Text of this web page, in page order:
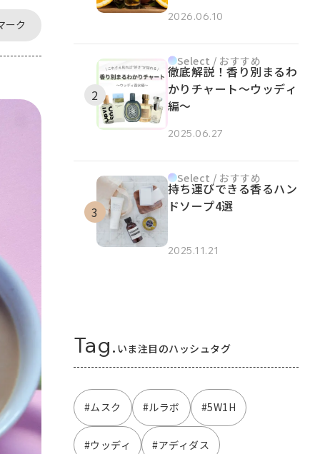
ーク
2026.06.10
Select / おすすめ
徹底解説！香り別まるわ
かりチャート～ウッディ
編～
2025.06.27
Select / おすすめ
持ち運びできる香るハン
ドソープ4選
2025.11.21
Tag. いま注目のハッシュタグ
#ムスク #ルラボ #5W1H
#ウッディ #アディダス